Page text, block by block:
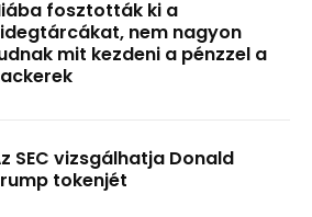
fosztották ki a
nem nagyon
mit kezdeni a pénzzel a
SEC vizsgálhatja Donald
tokenjét